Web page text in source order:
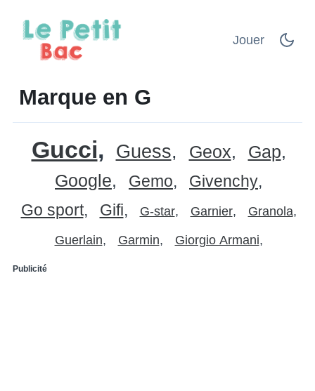
Jouer
Marque en G
Gucci Guess Geox
Gap
Google
Gemo
Givenchy
Go sport
Gifi G-star Garnier Granola
Guerlain Garmin Giorgio Armani
Publicité